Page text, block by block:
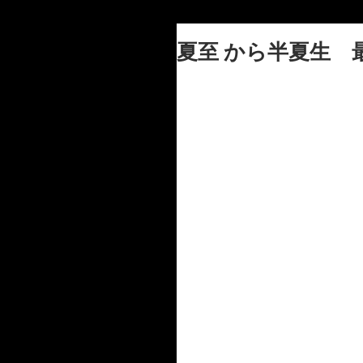
夏至 から半夏生